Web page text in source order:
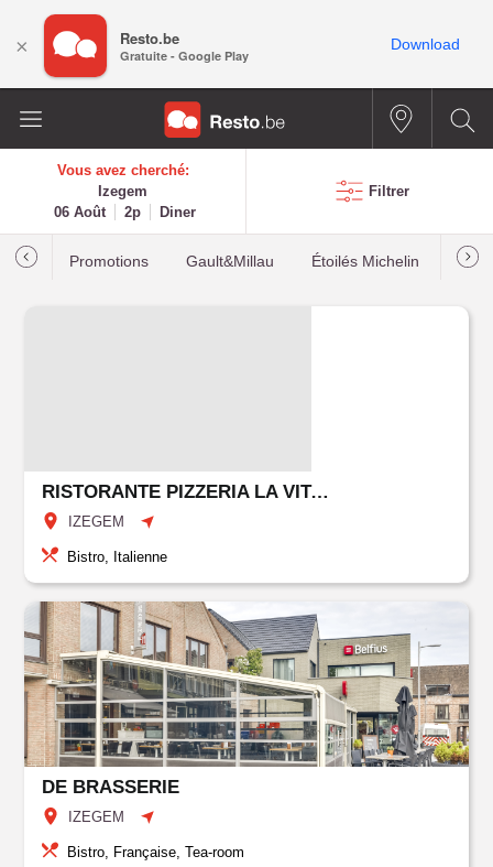
Vous avez cherché:
Izegem
06 Août
2p Diner
Filtrer
Promotions Gault&Millau Étoilés Michelin Les
RISTORANTE PIZZERIA LA VITA È BELLA
IZEGEM
Bistro, Italienne
DE BRASSERIE
IZEGEM
Bistro, Française, Tea-room
× Resto.be
Gratuite - Google Play
Download